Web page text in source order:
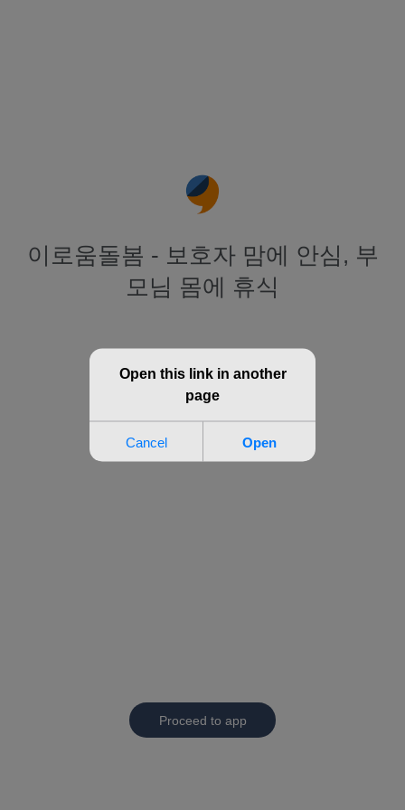
이로움돌봄 - 보호자 맘에 안심, 부
모님 몸에 휴식
Proceed to app